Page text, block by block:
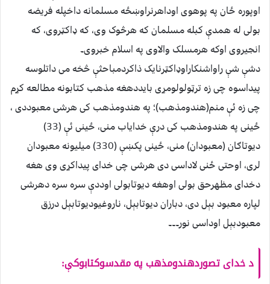
اوپوره ځان په پوهوی اوداهرنراوښځه مسلمانه داخپله فریضه
بولی له همدې کبله مسلمان که هرڅوک وی، که ډاکټروی، که
انجیروی اوکه هرمسلک والاوی په اسلام خبروی۔
دشې شې راواشنکاراوډاکټرنایک ذاکردمباحثې څخه می داتلوسه
پیداسوه چی زه ترټولولومړی بایددهغه مذهب کتابونه مطالعه کړم
چی زه ئې منم(هندومذهب)؛ په هندومذهب کی هرشی معبوددی ،
ځینی په هندومذهب کی درې خدایاب منی، ځینی ئې (33)
دیوتاګان (معبودان) منی، ځینی پکښې (330) میلیونه معبودان
لری، اوحتی ځنی لاداسی دی هرشی چی خدای پیداکړی وی هغه
دخدای مظهرحق بولی اوهغه دیوتابولی اوددې سره سره دهرشی
لپاره معبود بېل دی، دباران دیوتابېل، ناروغیودیوتابېل درزق
معبودبېل اوداسی نور۔۔۔
د خدای تصوردهندومذهب په مقدسوکتابوکې: